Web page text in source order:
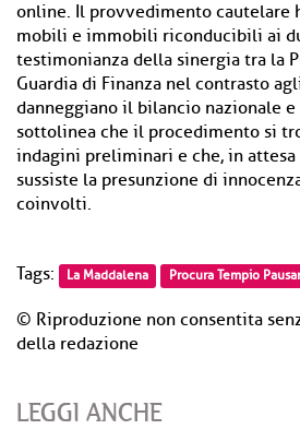
online. Il provvedimento cautelare
mobili e immobili riconducibili ai
testimonianza della sinergia tra la
Guardia di Finanza nel contrasto
danneggiano il bilancio nazionale
sottolinea che il procedimento si
indagini preliminari e che, in
sussiste la presunzione di
coinvolti.
Tags: La Maddalena Procura Tempio
© Riproduzione non consentita
della redazione
LEGGI ANCHE